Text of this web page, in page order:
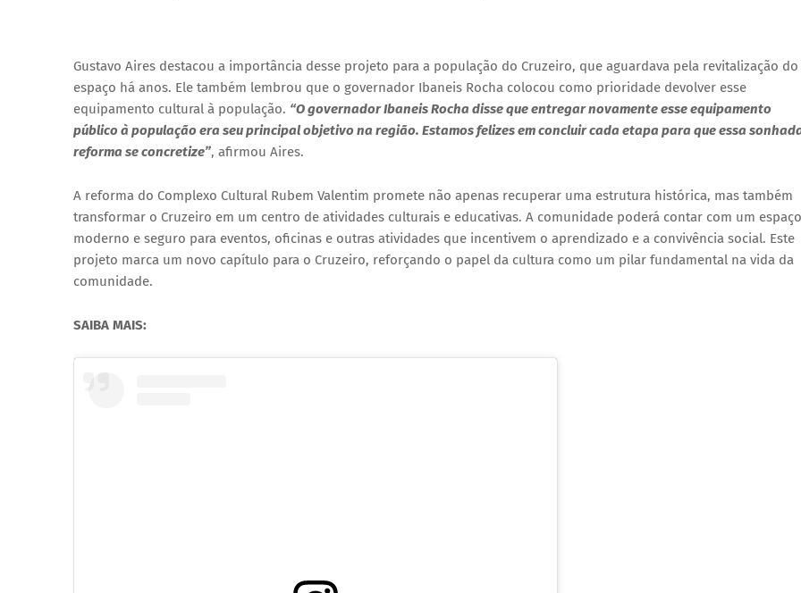
Gustavo Aires destacou a importância desse projeto para a população do Cruzeiro, que aguardava pela revitalização do
espaço há anos. Ele também lembrou que o governador Ibaneis Rocha colocou como prioridade devolver esse
equipamento cultural à população. “O governador Ibaneis Rocha disse que entregar novamente esse equipamento
público à população era seu principal objetivo na região. Estamos felizes em concluir cada etapa para que essa
reforma se concretize”, afirmou Aires.
A reforma do Complexo Cultural Rubem Valentim promete não apenas recuperar uma estrutura histórica, mas também
transformar o Cruzeiro em um centro de atividades culturais e educativas. A comunidade poderá contar com um espaço
moderno e seguro para eventos, oficinas e outras atividades que incentivem o aprendizado e a convivência social. Este
projeto marca um novo capítulo para o Cruzeiro, reforçando o papel da cultura como um pilar fundamental na vida da
comunidade.
SAIBA MAIS: